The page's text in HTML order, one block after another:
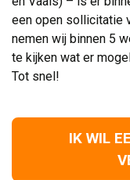
een open sollicitatie
nemen wij binnen 5
te kijken wat er
Tot snel!
IK WIL